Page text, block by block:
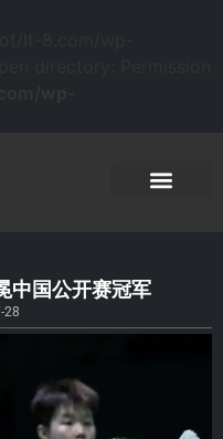
中国公开赛冠军
28